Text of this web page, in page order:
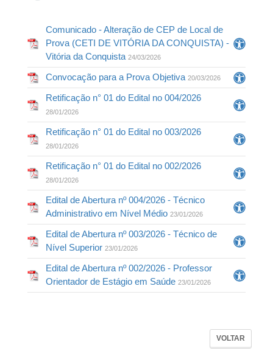
Comunicado - Alteração de CEP de Local de
Prova (CETI DE VITÓRIA DA CONQUISTA) -
Vitória da Conquista 24/03/2026
Convocação para a Prova Objetiva 20/03/2026
Retificação n° 01 do Edital no 004/2026
28/01/2026
Retificação n° 01 do Edital no 003/2026
28/01/2026
Retificação n° 01 do Edital no 002/2026
28/01/2026
Edital de Abertura nº 004/2026 - Técnico
Administrativo em Nível Médio 23/01/2026
Edital de Abertura nº 003/2026 - Técnico de
Nível Superior 23/01/2026
Edital de Abertura nº 002/2026 - Professor
Orientador de Estágio em Saúde 23/01/2026
VOLTAR